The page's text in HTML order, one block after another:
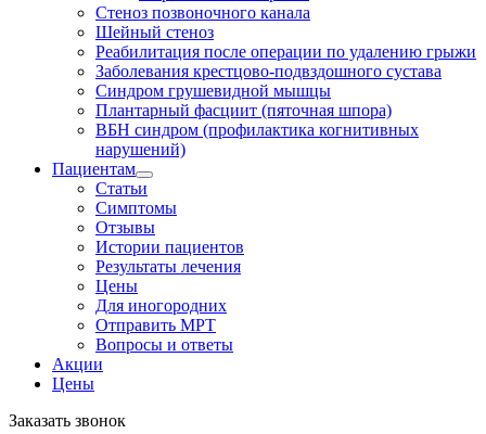
Стеноз позвоночного канала
Шейный стеноз
Реабилитация после операции по удалению грыжи
Заболевания крест­цово-подвздошного сустава
Синдром грушевидной мышцы
Плантарный фасциит (пяточная шпора)
ВБН синдром (профи­лактика когнитивных
нарушений)
Пациентам
Статьи
Симптомы
Отзывы
Истории пациентов
Результаты лечения
Цены
Для иногородних
Отправить МРТ
Вопросы и ответы
Акции
Цены
Заказать звонок